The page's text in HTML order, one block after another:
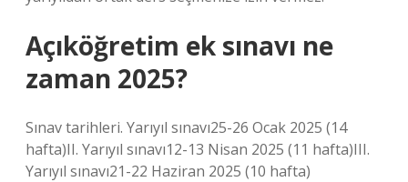
Açıköğretim ek sınavı ne
zaman 2025?
Sınav tarihleri. Yarıyıl sınavı25-26 Ocak 2025 (14
hafta)II. Yarıyıl sınavı12-13 Nisan 2025 (11 hafta)III.
Yarıyıl sınavı21-22 Haziran 2025 (10 hafta)